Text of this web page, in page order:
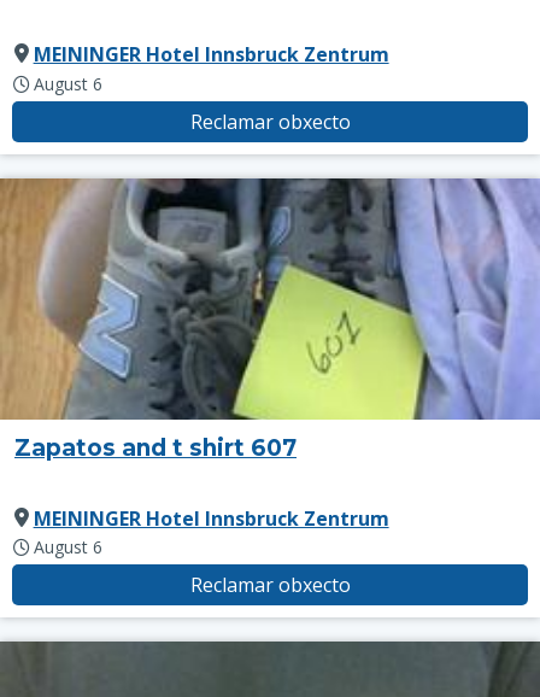
MEININGER Hotel Innsbruck Zentrum
August 6
Reclamar obxecto
Zapatos and t shirt 607
MEININGER Hotel Innsbruck Zentrum
August 6
Reclamar obxecto